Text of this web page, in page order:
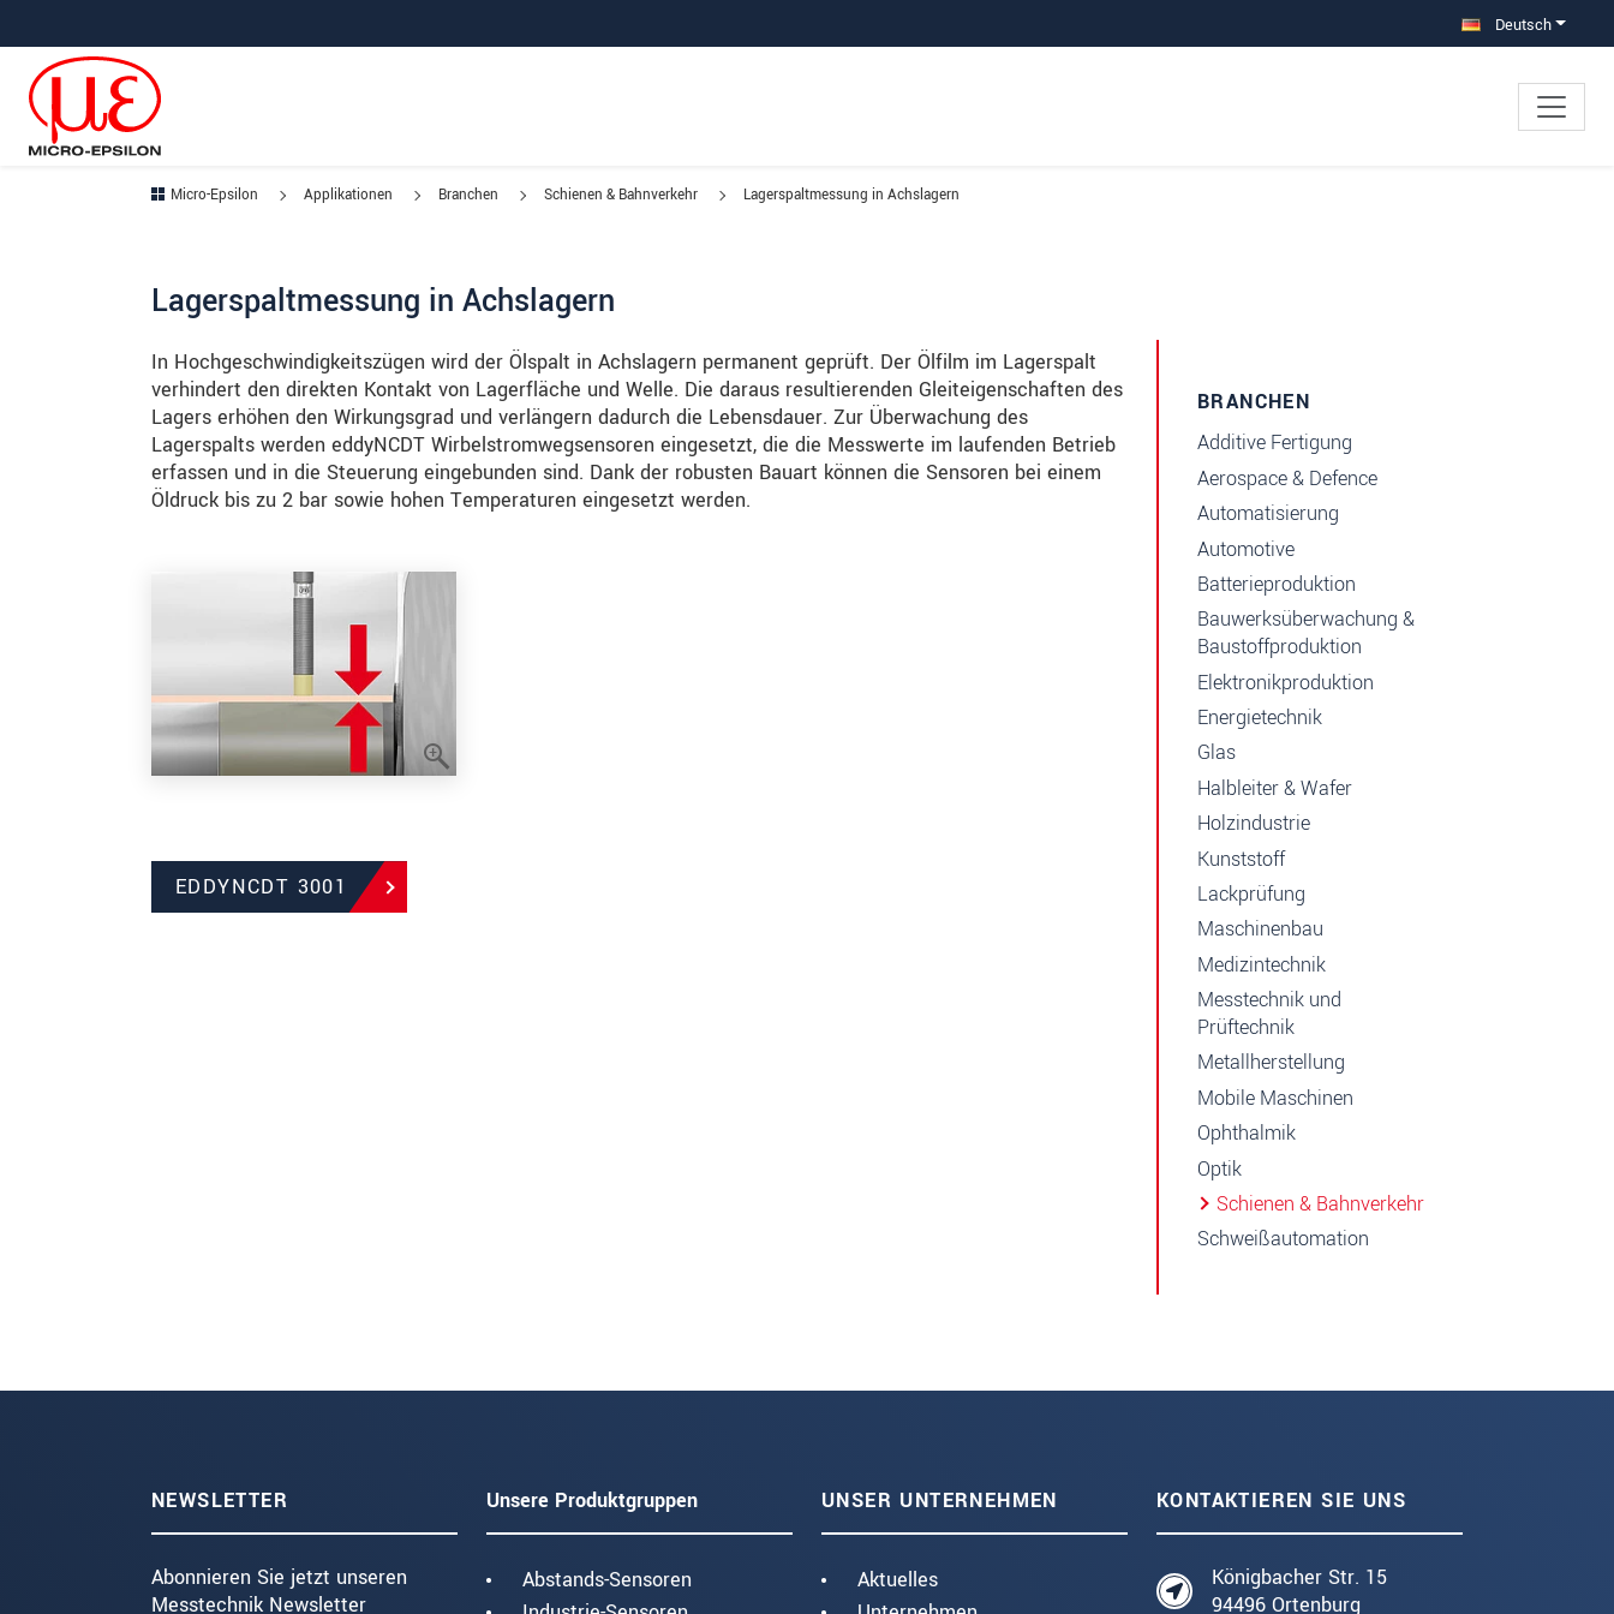
Deutsch
Micro-Epsilon Applikationen Branchen Schienen & Bahnverkehr Lagerspaltmessung in Achslagern
Lagerspaltmessung in Achslagern
In Hochgeschwindigkeitszügen wird der Ölspalt in Achslagern permanent geprüft. Der Ölfilm im Lagerspalt
verhindert den direkten Kontakt von Lagerfläche und Welle. Die daraus resultierenden Gleiteigenschaften des
Lagers erhöhen den Wirkungsgrad und verlängern dadurch die Lebensdauer. Zur Überwachung des
Lagerspalts werden eddyNCDT Wirbelstromwegsensoren eingesetzt, die die Messwerte im laufenden Betrieb
erfassen und in die Steuerung eingebunden sind. Dank der robusten Bauart können die Sensoren bei einem
Öldruck bis zu 2 bar sowie hohen Temperaturen eingesetzt werden.
EDDYNCDT 3001
BRANCHEN
Additive Fertigung
Aerospace & Defence
Automatisierung
Automotive
Batterieproduktion
Bauwerksüberwachung &
Baustoffproduktion
Elektronikproduktion
Energietechnik
Glas
Halbleiter & Wafer
Holzindustrie
Kunststoff
Lackprüfung
Maschinenbau
Medizintechnik
Messtechnik und
Prüftechnik
Metallherstellung
Mobile Maschinen
Ophthalmik
Optik
Schienen & Bahnverkehr
Schweißautomation
NEWSLETTER
Abonnieren Sie jetzt unseren
Messtechnik Newsletter
Unsere Produktgruppen
Abstands-Sensoren
UNSER UNTERNEHMEN
Aktuelles
KONTAKTIEREN SIE UNS
Königbacher Str. 15
94496 Ortenburg